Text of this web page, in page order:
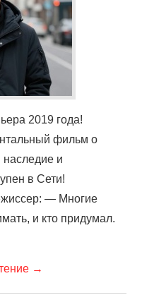
2019 года!
фильм о
и
в Сети!
— Многие
и кто придумал.
→